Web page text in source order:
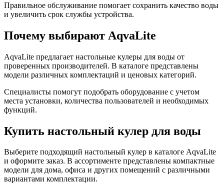
Правильное обслуживание помогает сохранить качество воды
и увеличить срок службы устройства.
Почему выбирают AqvaLite
AqvaLite предлагает настольные кулеры для воды от
проверенных производителей. В каталоге представлены
модели различных комплектаций и ценовых категорий.
Специалисты помогут подобрать оборудование с учетом
места установки, количества пользователей и необходимых
функций.
Купить настольный кулер для воды
Выберите подходящий настольный кулер в каталоге AqvaLite
и оформите заказ. В ассортименте представлены компактные
модели для дома, офиса и других помещений с различными
вариантами комплектации.